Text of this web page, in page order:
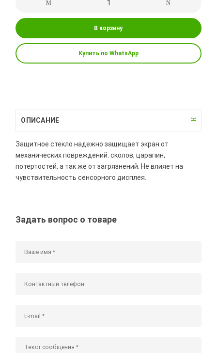
В корзину
Купить по WhatsApp
ОПИСАНИЕ
Защитное стекло надежно защищает экран от
механических повреждений: сколов, царапин,
потертостей, а так же от загрязнений. Не влияет на
чувствительность сенсорного дисплея.
Задать вопрос о товаре